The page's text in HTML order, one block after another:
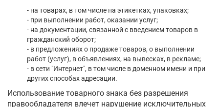
- на товарах, в том числе на этикетках, упаковках;
- при выполнении работ, оказании услуг;
- на документации, связанной с введением товаров в
гражданский оборот;
- в предложениях о продаже товаров, о выполнении
работ (услуг), в объявлениях, на вывесках, в рекламе;
- в сети "Интернет", в том числе в доменном имени и при
других способах адресации.
Использование товарного знака без разрешения
правообладателя влечет нарушение исключительных